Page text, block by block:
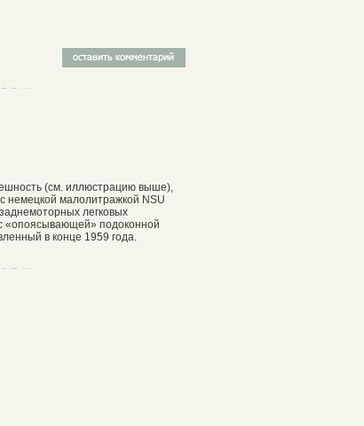
(см. иллюстрацию выше),
немецкой малолитражкой NSU
легковых
«опоясывающей» подоконной
в конце 1959 года.